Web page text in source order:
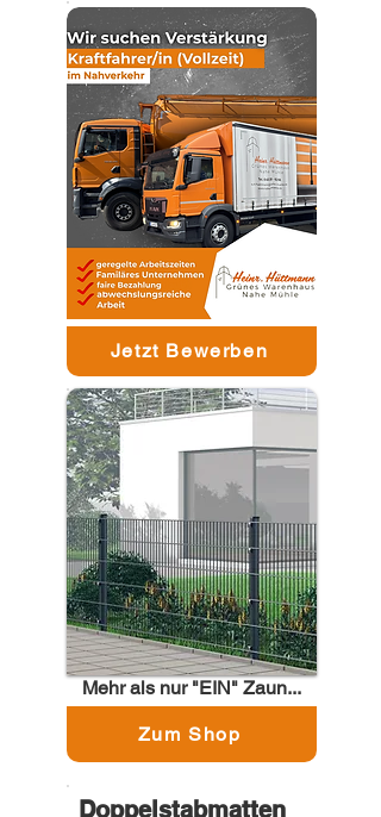
Jetzt Bewerben
Mehr als nur "EIN" Zaun...
unsere
Doppelstabmatten
Zum Shop
Doppelstabmatten